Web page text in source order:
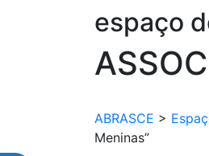
espaço
ABRASCE >
Meninas”